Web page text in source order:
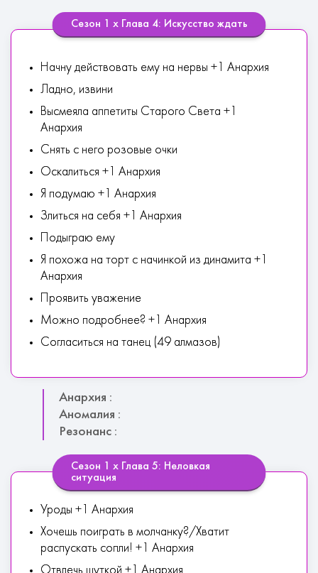
Сезон 1 х Глава 4: Искусство ждать
Начну действовать ему на нервы +1 Анархия
Ладно, извини
Высмеяла аппетиты Старого Света +1
Анархия
Снять с него розовые очки
Оскалиться +1 Анархия
Я подумаю +1 Анархия
Злиться на себя +1 Анархия
Подыграю ему
Я похожа на торт с начинкой из динамита +1
Анархия
Проявить уважение
Можно подробнее? +1 Анархия
Согласиться на танец (49 алмазов)
Анархия :
Аномалия :
Резонанс :
Сезон 1 х Глава 5: Неловкая
ситуация
Уроды +1 Анархия
Хочешь поиграть в молчанку?/Хватит
распускать сопли! +1 Анархия
Отвлечь шуткой +1 Анархия